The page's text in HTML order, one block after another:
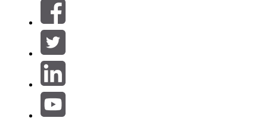
Filtrar por (0)
SELECIONAR FILTROS
Área de produtos